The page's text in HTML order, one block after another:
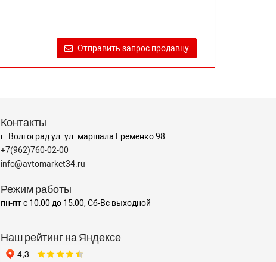
Отправить запрос продавцу
Контакты
г. Волгоград ул. ул. маршала Еременко 98
+7(962)760-02-00
info@avtomarket34.ru
Режим работы
пн-пт с 10:00 до 15:00, Сб-Вс выходной
Наш рейтинг на Яндексе